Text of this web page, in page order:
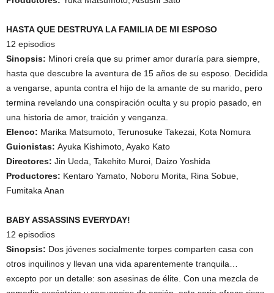
HASTA QUE DESTRUYA LA FAMILIA DE MI ESPOSO
12 episodios
Sinopsis: Minori creía que su primer amor duraría para siempre,
hasta que descubre la aventura de 15 años de su esposo. Decidida
a vengarse, apunta contra el hijo de la amante de su marido, pero
termina revelando una conspiración oculta y su propio pasado, en
una historia de amor, traición y venganza.
Elenco: Marika Matsumoto, Terunosuke Takezai, Kota Nomura
Guionistas: Ayuka Kishimoto, Ayako Kato
Directores: Jin Ueda, Takehito Muroi, Daizo Yoshida
Productores: Kentaro Yamato, Noboru Morita, Rina Sobue,
Fumitaka Anan
BABY ASSASSINS EVERYDAY!
12 episodios
Sinopsis: Dos jóvenes socialmente torpes comparten casa con
otros inquilinos y llevan una vida aparentemente tranquila…
excepto por un detalle: son asesinas de élite. Con una mezcla de